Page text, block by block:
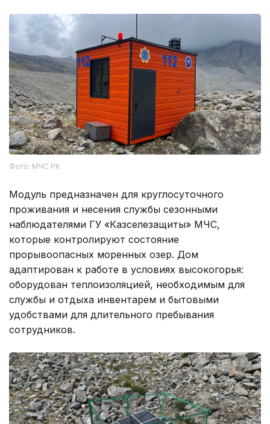
Фото: МЧС РК
Модуль предназначен для круглосуточного
проживания и несения службы сезонными
наблюдателями ГУ «Казселезащиты» МЧС,
которые контролируют состояние
прорывоопасных моренных озер. Дом
адаптирован к работе в условиях высокогорья:
оборудован теплоизоляцией, необходимым для
службы и отдыха инвентарем и бытовыми
удобствами для длительного пребывания
сотрудников.